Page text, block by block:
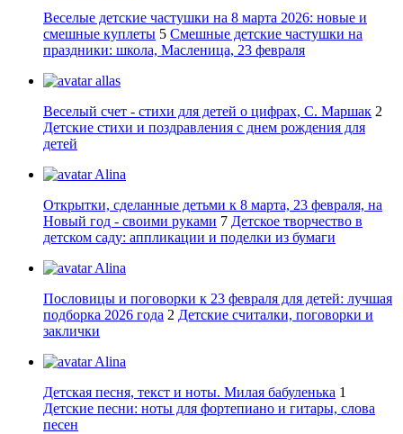
Веселые детские частушки на 8 марта 2026: новые и
смешные куплеты 5 Смешные детские частушки на
праздники: школа, Масленица, 23 февраля
allas
Веселый счет - стихи для детей о цифрах, С. Маршак 2
Детские стихи и поздравления с днем рождения для
детей
Alina
Открытки, сделанные детьми к 8 марта, 23 февраля, на
Новый год - своими руками 7 Детское творчество в
детском саду: аппликации и поделки из бумаги
Alina
Пословицы и поговорки к 23 февраля для детей: лучшая
подборка 2026 года 2 Детские считалки, поговорки и
заклички
Alina
Детская песня, текст и ноты. Милая бабуленька 1
Детские песни: ноты для фортепиано и гитары, слова
песен